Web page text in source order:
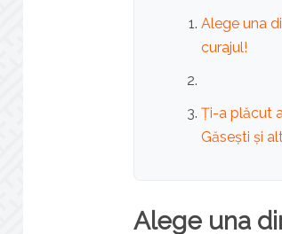
Alege una
curajul!
Ți-a plăcut
Găsești și
Alege una